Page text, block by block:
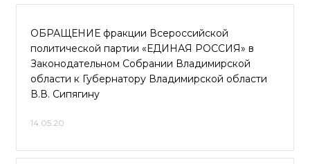
ОБРАЩЕНИЕ фракции Всероссийской
политической партии «ЕДИНАЯ РОССИЯ» в
Законодательном Собрании Владимирской
области к Губернатору Владимирской области
В.В. Сипягину
14.05.20